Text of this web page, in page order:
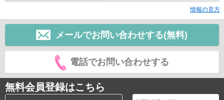
情報の見方
メールでお問い合わせする(無料)
電話でお問い合わせする
無料会員登録はこちら